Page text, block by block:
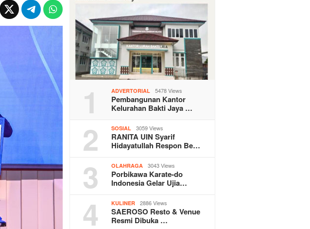
1 ADVERTORIAL 5478 Views
Pembangunan Kantor
Kelurahan Bakti Jaya …
2 SOSIAL 3059 Views
RANITA UIN Syarif
Hidayatullah Respon Be…
3 OLAHRAGA 3043 Views
Porbikawa Karate-do
Indonesia Gelar Ujia…
4 KULINER 2886 Views
SAEROSO Resto & Venue
Resmi Dibuka …